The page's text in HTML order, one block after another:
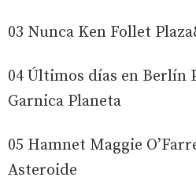
03 Nunca Ken Follet
04 Últimos días en Berlín
Garnica Planeta
05 Hamnet Maggie
Asteroide